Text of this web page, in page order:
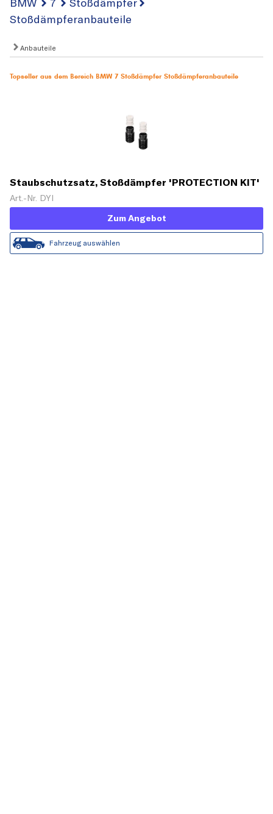
Stoßdämpferanbauteile
Anbauteile
Topseller aus dem Bereich BMW 7 Stoßdämpfer Stoßdämpferanbauteile
Staubschutzsatz, Stoßdämpfer 'PROTECTION KIT'
Art.-Nr. DYI
Zum Angebot
Fahrzeug auswählen